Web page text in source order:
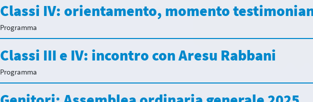
Classi IV: orientamento, momento
Programma
Classi III e IV: incontro con Aresu Rabbani
Programma